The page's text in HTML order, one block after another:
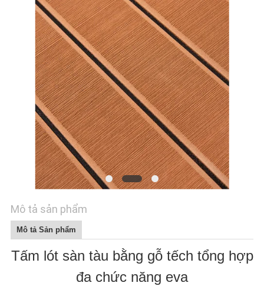
KIỂM
SOÁT
CHẤT
LƯỢNG
CHÚNG
TIN
TỨC
YÊU
Mô tả sản phẩm
Mô tả Sản phẩm
Tấm lót sàn tàu bằng gỗ tếch tổng hợp
đa chức năng eva